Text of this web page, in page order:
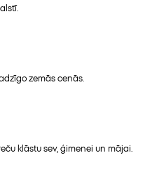
zemās cenās.
klāstu sev, ģimenei un mājai.